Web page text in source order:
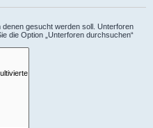
gesucht werden soll. Unterforen
die Option „Unterforen durchsuchen“